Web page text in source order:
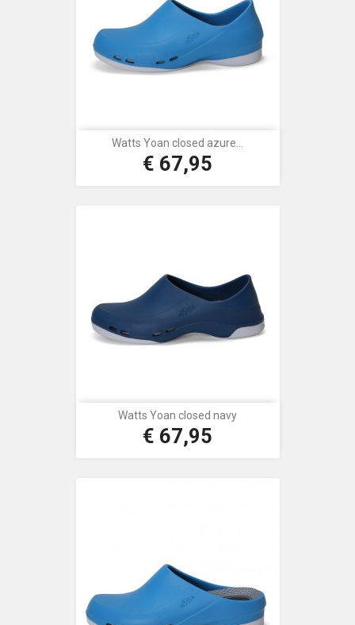
Watts Yoan closed azure...
Prijs
€ 67,95
Watts Yoan closed navy
Prijs
€ 67,95